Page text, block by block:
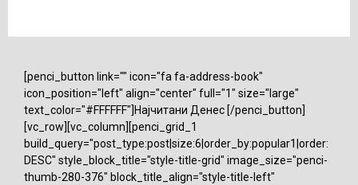
[penci_button link="" icon="fa fa-address-book"
icon_position="left" align="center" full="1" size="large"
text_color="#FFFFFF"]Најчитани Денес [/penci_button]
[vc_row][vc_column][penci_grid_1
build_query="post_type:post|size:6|order_by:popular1|order:
DESC" style_block_title="style-title-grid" image_size="penci-
thumb-280-376" block_title_align="style-title-left"